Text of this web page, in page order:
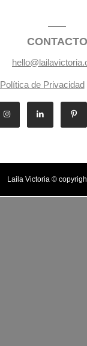
CONTACTO
Política de Privacidad
Laila Victoria ©